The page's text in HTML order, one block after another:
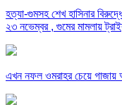
হত্যা-গুমসহ শেখ হাসিনার বিরুদ্ধে
২৩ নভেম্বর , গুমের মামলায়
এখন নফল ওমরাহর চেয়ে গাজায়